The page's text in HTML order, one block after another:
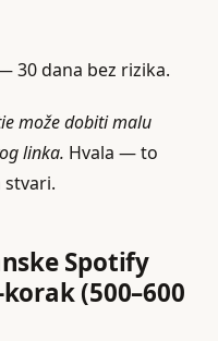
30 dana bez rizika.
može dobiti malu
linka. Hvala — to
stvari.
Spotify
(500–600